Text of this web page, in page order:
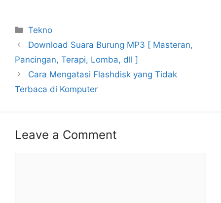
Categories
Tekno
Download Suara Burung MP3 [ Masteran,
Pancingan, Terapi, Lomba, dll ]
Cara Mengatasi Flashdisk yang Tidak
Terbaca di Komputer
Leave a Comment